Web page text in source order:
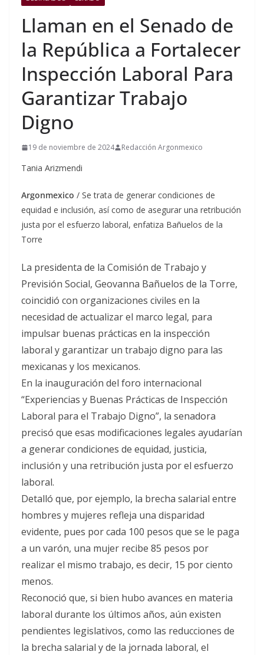
Llaman en el Senado de
la República a Fortalecer
Inspección Laboral Para
Garantizar Trabajo
Digno
19 de noviembre de 2024 Redacción Argonmexico
Tania Arizmendi
Argonmexico / Se trata de generar condiciones de
equidad e inclusión, así como de asegurar una retribución
justa por el esfuerzo laboral, enfatiza Bañuelos de la
Torre
La presidenta de la Comisión de Trabajo y
Previsión Social, Geovanna Bañuelos de la Torre,
coincidió con organizaciones civiles en la
necesidad de actualizar el marco legal, para
impulsar buenas prácticas en la inspección
laboral y garantizar un trabajo digno para las
mexicanas y los mexicanos.
En la inauguración del foro internacional
“Experiencias y Buenas Prácticas de Inspección
Laboral para el Trabajo Digno”, la senadora
precisó que esas modificaciones legales ayudarían
a generar condiciones de equidad, justicia,
inclusión y una retribución justa por el esfuerzo
laboral.
Detalló que, por ejemplo, la brecha salarial entre
hombres y mujeres refleja una disparidad
evidente, pues por cada 100 pesos que se le paga
a un varón, una mujer recibe 85 pesos por
realizar el mismo trabajo, es decir, 15 por ciento
menos.
Reconoció que, si bien hubo avances en materia
laboral durante los últimos años, aún existen
pendientes legislativos, como las reducciones de
la brecha salarial y de la jornada laboral, el